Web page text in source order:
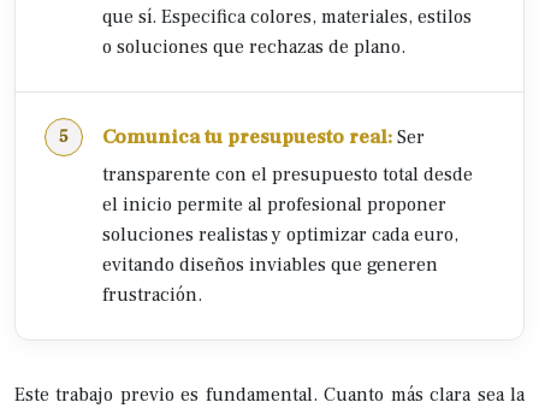
que sí. Especifica colores, materiales, estilos
o soluciones que rechazas de plano.
Comunica tu presupuesto real: Ser
transparente con el presupuesto total desde
el inicio permite al profesional proponer
soluciones realistas y optimizar cada euro,
evitando diseños inviables que generen
frustración.
Este trabajo previo es fundamental. Cuanto más clara sea la